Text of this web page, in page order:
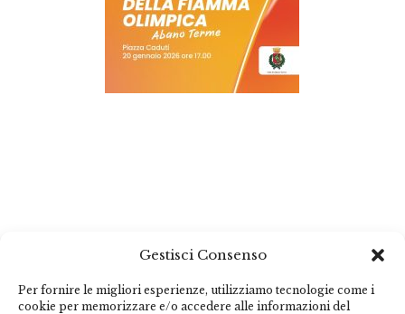
Gestisci Consenso
Per fornire le migliori esperienze, utilizziamo tecnologie come i
cookie per memorizzare e/o accedere alle informazioni del